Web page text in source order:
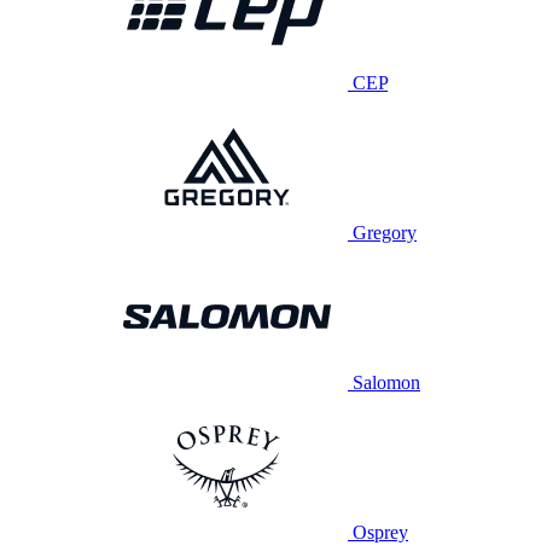
CEP
Gregory
Salomon
Osprey